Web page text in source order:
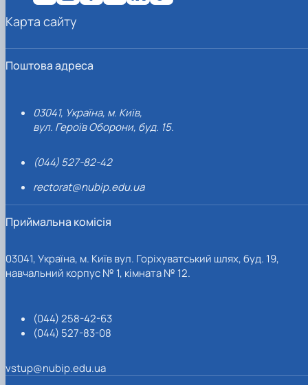
Поштова адреса
03041, Україна, м. Київ,
вул. Героїв Оборони, буд. 15.
(044) 527-82-42
rectorat@nubip.edu.ua
Приймальна комісія
03041, Україна, м. Київ вул. Горіхуватський шлях, буд. 19,
навчальний корпус № 1, кімната № 12.
(044) 258-42-63
(044) 527-83-08
vstup@nubip.edu.ua
Карта сайту